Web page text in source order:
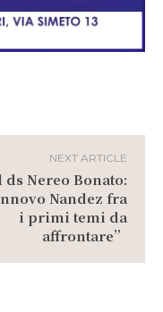
NEXT ARTICLE
ds Nereo Bonato:
Nandez fra
i primi temi da
affrontare”